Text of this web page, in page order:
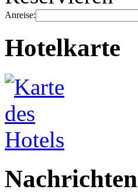
Anreise:
Hotelkarte
Nachrichten